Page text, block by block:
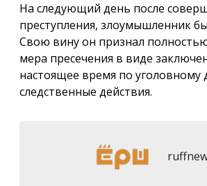
На следующий день после
преступления, злоумышленник
Свою вину он признал
мера пресечения в виде
настоящее время по уголовному
следственные действия.